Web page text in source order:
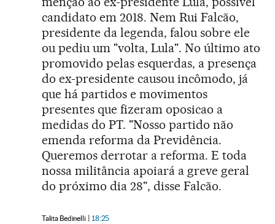
candidato em 2018. Nem Rui Falcão,
presidente da legenda, falou sobre ele
ou pediu um "volta, Lula". No último ato
promovido pelas esquerdas, a presença
do ex-presidente causou incômodo, já
que há partidos e movimentos
presentes que fizeram oposicao a
medidas do PT. "Nosso partido não
emenda reforma da Previdência.
Queremos derrotar a reforma. E toda
nossa militância apoiará a greve geral
do próximo dia 28", disse Falcão.
Talita Bedinelli 18:25